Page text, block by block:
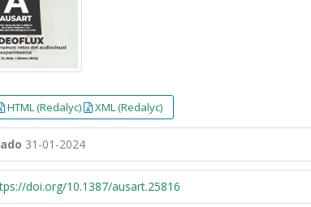
HTML (Redalyc) XML (Redalyc)
31-01-2024
doi.org/10.1387/ausart.25816